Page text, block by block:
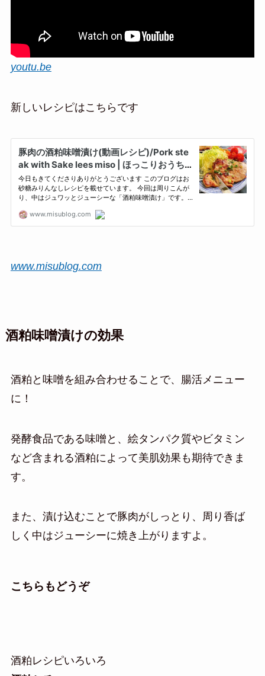
youtu.be
新しいレシピはこちらです
www.misublog.com
酒粕味噌漬けの効果
酒粕と味噌を組み合わせることで、腸活メニュー
に！
発酵食品である味噌と、絵タンパク質やビタミン
など含まれる酒粕によって美肌効果も期待できま
す。
また、漬け込むことで豚肉がしっとり、周り香ば
しく中はジューシーに焼き上がりますよ。
こちらもどうぞ
酒粕レシピいろいろ